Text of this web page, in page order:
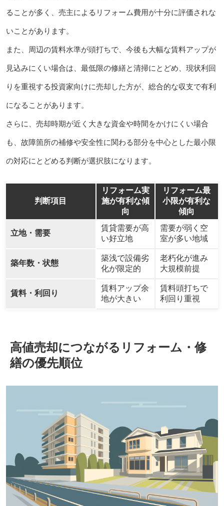
ることが多く、売主によるリフォーム費用が十分に評価されな
いことがあります。
また、周辺の賃料水準が頭打ちで、今後も大幅な賃料アップが
見込みにくい場合は、最低限の修繕と清掃にとどめ、現状利回
りを重視する投資家向けに売却した方が、総合的な収支で有利
になることがあります。
さらに、売却時期が近く大きな資金や時間をかけにくい場合
も、故障箇所の補修や安全性に関わる部分を中心とした最小限
の対応にとどめる判断が選択肢になります。
判断項目
リフォーム実
施が有利な傾
向
リフォーム最
小限が有利な
傾向
立地・需要
賃貸需要が高
い好立地
需要が弱く空
室が多い地域
築年数・状態
築浅で設備劣
化が限定的
老朽化が進み
大規模前提
賃料・利回り
賃料アップ余
地が大きい
賃料頭打ちで
利回り重視
高値売却につながるリフォーム・修
繕の優先順位